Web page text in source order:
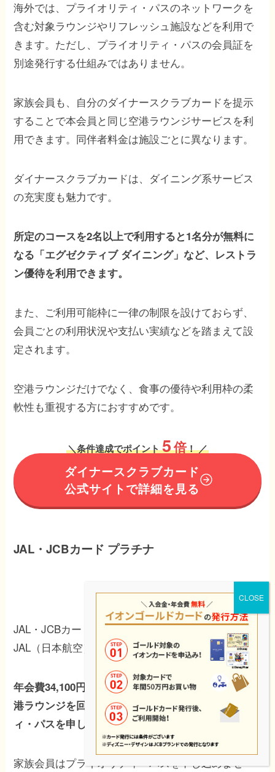
海外では、プライオリティ・パスのネットワークを
含む対象ラウンジやリフレッシュ施設などを利用で
きます。ただし、プライオリティ・パスの会員証を
別途発行する仕組みではありません。
家族会員も、自分のダイナースクラブカードを提示
することで本会員と同じ空港ラウンジサービスを利
用できます。同伴者料金は施設ごとに異なります。
ダイナースクラブカードは、ダイニング系サービス
の充実度も魅力です。
所定のコースを2名以上で利用すると1名分が無料に
なる「エグゼクティブ ダイニング」など、レストラ
ン優待を利用できます。
また、ご利用可能枠に一律の制限を設けておらず、
会員ごとの利用状況や支払い実績などを踏まえて設
定されます。
空港ラウンジだけでなく、食事の優待や利用枠の柔
軟性も重視する方におすすめです。
＼条件達成でポイント5倍！／
ダイナースクラブカード
公式サイトで詳細を見る
JAL・JCBカード プラチナ
JAL・JCBカード プラチナは、JCBが発行する
JAL（日本航空）提携カードです。
年会費34,100円（税込）で、本会員は世界の対象空
港ラウンジを回数制限なく利用できるプライオリテ
ィ・パスを申し込めます。
家族会員はプライオリティ・パスを申し込めませ